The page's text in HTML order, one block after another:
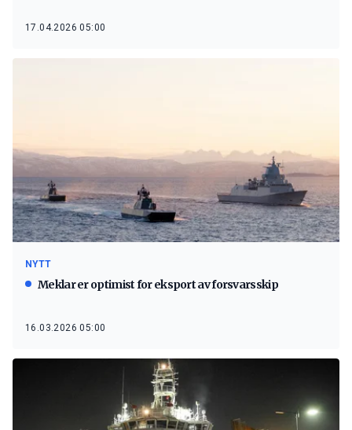
17.04.2026 05:00
NYTT
Meklar er optimist for eksport av forsvarsskip
16.03.2026 05:00